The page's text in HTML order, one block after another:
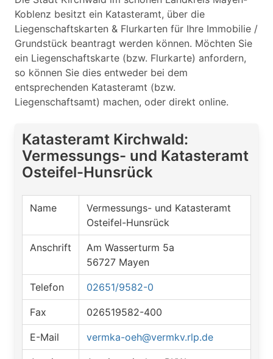
Koblenz besitzt ein Katasteramt, über die
Liegenschaftskarten & Flurkarten für Ihre Immobilie /
Grundstück beantragt werden können. Möchten Sie
ein Liegenschaftskarte (bzw. Flurkarte) anfordern,
so können Sie dies entweder bei dem
entsprechenden Katasteramt (bzw.
Liegenschaftsamt) machen, oder direkt online.
Katasteramt Kirchwald:
Vermessungs- und Katasteramt
Osteifel-Hunsrück
Name
Vermessungs- und Katasteramt
Osteifel-Hunsrück
Anschrift
Am Wasserturm 5a
56727 Mayen
Telefon 02651/9582-0
Fax 026519582-400
E-Mail vermka-oeh@vermkv.rlp.de